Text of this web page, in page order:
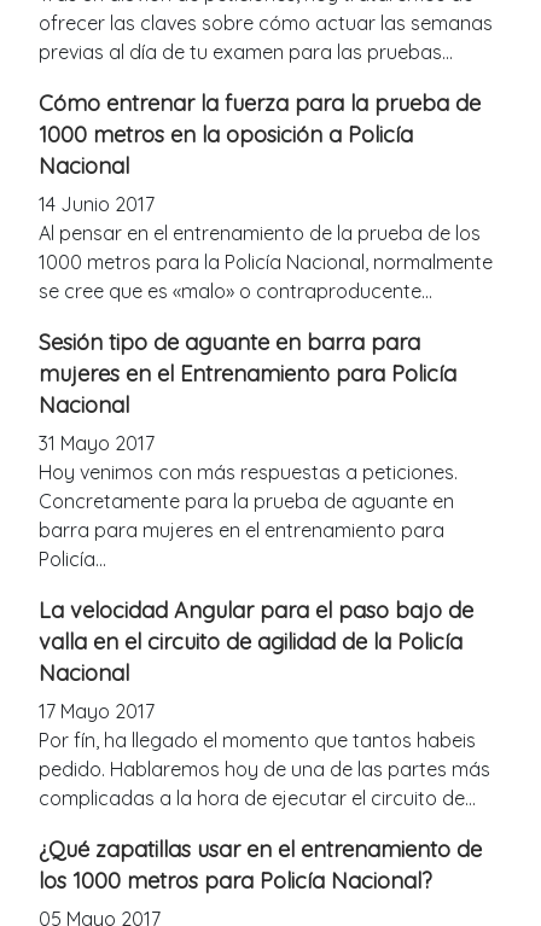
ofrecer las claves sobre cómo actuar las semanas
previas al día de tu examen para las pruebas...
Cómo entrenar la fuerza para la prueba de
1000 metros en la oposición a Policía
Nacional
14 Junio 2017
Al pensar en el entrenamiento de la prueba de los
1000 metros para la Policía Nacional, normalmente
se cree que es «malo» o contraproducente...
Sesión tipo de aguante en barra para
mujeres en el Entrenamiento para Policía
Nacional
31 Mayo 2017
Hoy venimos con más respuestas a peticiones.
Concretamente para la prueba de aguante en
barra para mujeres en el entrenamiento para
Policía...
La velocidad Angular para el paso bajo de
valla en el circuito de agilidad de la Policía
Nacional
17 Mayo 2017
Por fín, ha llegado el momento que tantos habeis
pedido. Hablaremos hoy de una de las partes más
complicadas a la hora de ejecutar el circuito de...
¿Qué zapatillas usar en el entrenamiento de
los 1000 metros para Policía Nacional?
05 Mayo 2017